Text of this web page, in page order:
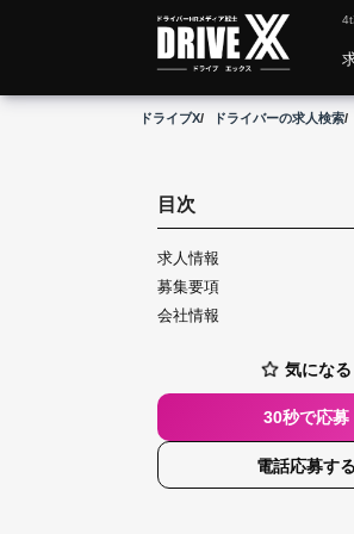
4t
ドライブX ドライバーの求人検索
目次
求人情報
募集要項
会社情報
気になる
30秒で応募
電話応募する